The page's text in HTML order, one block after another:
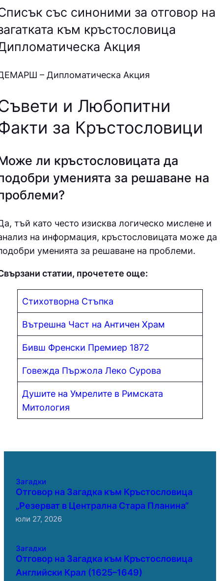
със синоними за отговор на
към кръстословица
Акция
– Дипломатическа Акция
и Любопитни
за Кръстословици
ли кръстословицата да
уменията за решаване на
тъй като често изисква логическо мислене и
на информация, кръстословицата може да
уменията за решаване на проблеми.
статии, прочетете още:
Стихотворна Стъпка
Вътрешна Част на Античен Храм
Бивш Френски Премиер 1872
Говежда Пържола Леко Сурова
Душите на Умрелите в Римската
Митология
Загадки
Отговор на Загадка към Кръстословица
„Резерват в Централна Стара Планина“
юли 27, 2026
Загадки
Отговор на Загадка към Кръстословица
Английски Крал (1625–1649)